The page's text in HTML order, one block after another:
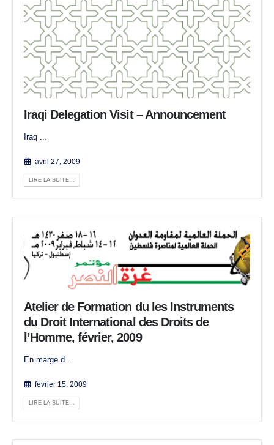
Iraqi Delegation Visit – Announcement
Iraq ...
avril 27, 2009
LIRE LA SUITE...
Atelier de Formation du les Instruments
du Droit International des Droits de
l’Homme, février, 2009
En marge d...
février 15, 2009
LIRE LA SUITE...